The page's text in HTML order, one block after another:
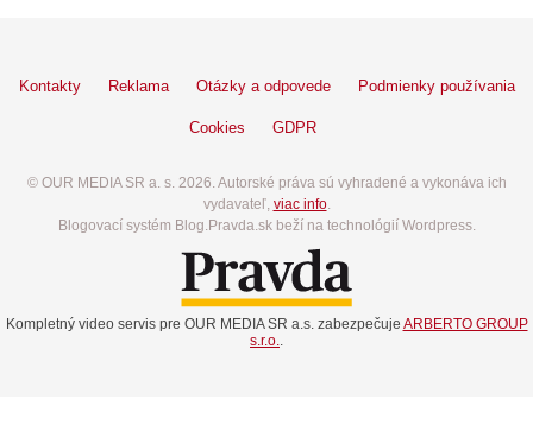
Kontakty Reklama Otázky a odpovede Podmienky používania
Cookies GDPR
© OUR MEDIA SR a. s. 2026. Autorské práva sú vyhradené a vykonáva ich
vydavateľ, viac info.
Blogovací systém Blog.Pravda.sk beží na technológií Wordpress.
Kompletný video servis pre OUR MEDIA SR a.s. zabezpečuje ARBERTO GROUP
s.r.o.